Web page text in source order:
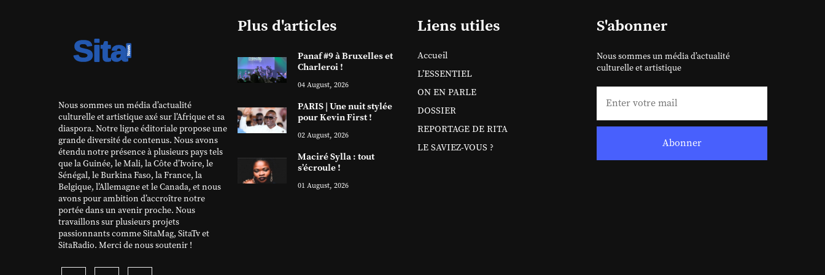
Nous sommes un média d’actualité
culturelle et artistique axé sur l’Afrique et sa
diaspora. Notre ligne éditoriale propose une
grande diversité de contenus. Nous avons
étendu notre présence à plusieurs pays tels
que la Guinée, le Mali, la Côte d’Ivoire, le
Sénégal, le Burkina Faso, la France, la
Belgique, l’Allemagne et le Canada, et nous
avons pour ambition d’accroître notre
portée dans un avenir proche. Nous
travaillons sur plusieurs projets
passionnants comme SitaMag, SitaTv et
SitaRadio. Merci de nous soutenir !
Plus d'articles
Panaf #9 à Bruxelles et
Charleroi !
04 August, 2026
PARIS | Une nuit stylée
pour Kevin First !
02 August, 2026
Maciré Sylla : tout
s’écroule !
01 August, 2026
Liens utiles
Accueil
L’ESSENTIEL
ON EN PARLE
DOSSIER
REPORTAGE DE RITA
LE SAVIEZ-VOUS ?
S'abonner
Nous sommes un média d’actualité
culturelle et artistique
Abonner